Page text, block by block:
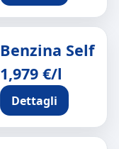
Benzina Self
1,979 €/l
Dettagli